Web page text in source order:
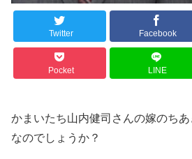
Twitter Facebook
Pocket LINE
かまいたち山内健司さんの嫁のち
なのでしょうか？